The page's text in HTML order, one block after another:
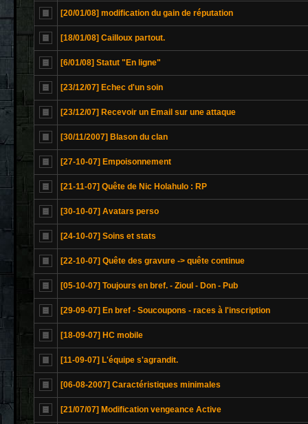
[20/01/08] modification du gain de réputation
[18/01/08] Cailloux partout.
[6/01/08] Statut "En ligne"
[23/12/07] Echec d'un soin
[23/12/07] Recevoir un Email sur une attaque
[30/11/2007] Blason du clan
[27-10-07] Empoisonnement
[21-11-07] Quête de Nic Holahulo : RP
[30-10-07] Avatars perso
[24-10-07] Soins et stats
[22-10-07] Quête des gravure -> quête continue
[05-10-07] Toujours en bref. - Zioul - Don - Pub
[29-09-07] En bref - Soucoupons - races à l'inscription
[18-09-07] HC mobile
[11-09-07] L'équipe s'agrandit.
[06-08-2007] Caractéristiques minimales
[21/07/07] Modification vengeance Active